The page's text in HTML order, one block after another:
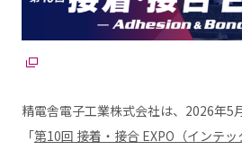
精電舎電子工業株式会社は、2026年5
「第10回 接着・接合 EXPO（インテッ